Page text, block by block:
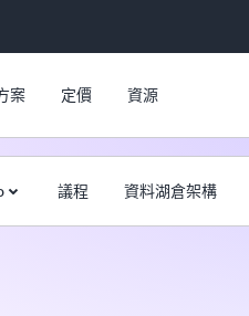
案 定價 資源
議程 資料湖倉架構